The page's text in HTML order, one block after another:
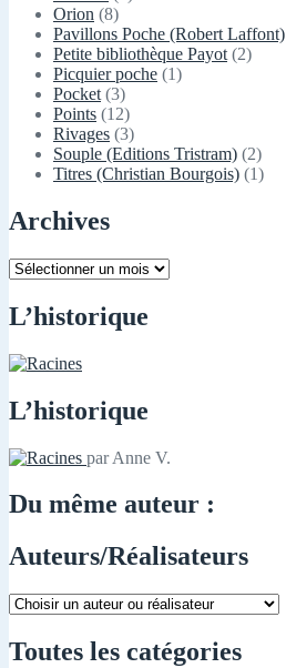
Orion (8)
Pavillons Poche (Robert Laffont)
Petite bibliothèque Payot (2)
Picquier poche (1)
Pocket (3)
Points (12)
Rivages (3)
Souple (Editions Tristram) (2)
Titres (Christian Bourgois) (1)
Archives
Archives
L’historique
L’historique
par Anne V.
Du même auteur :
Auteurs/Réalisateurs
Toutes les catégories